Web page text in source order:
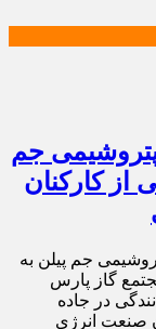
جم
کارکنان
جم پیلن به‌
گاز پارس
در جاده
صنعت انرژی